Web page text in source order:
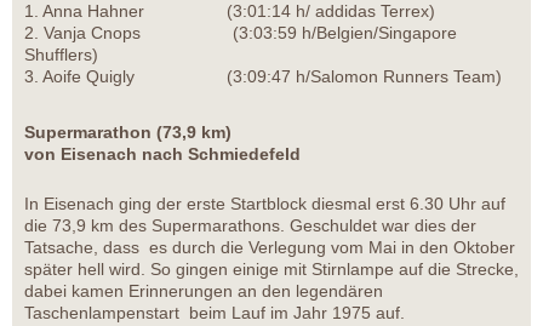
1. Anna Hahner (3:01:14 h/ addidas Terrex)
2. Vanja Cnops (3:03:59 h/Belgien/Singapore
Shufflers)
3. Aoife Quigly (3:09:47 h/Salomon Runners Team)
Supermarathon (73,9 km)
von Eisenach nach Schmiedefeld
In Eisenach ging der erste Startblock diesmal erst 6.30 Uhr auf
die 73,9 km des Supermarathons. Geschuldet war dies der
Tatsache, dass es durch die Verlegung vom Mai in den Oktober
später hell wird. So gingen einige mit Stirnlampe auf die Strecke,
dabei kamen Erinnerungen an den legendären
Taschenlampenstart beim Lauf im Jahr 1975 auf.